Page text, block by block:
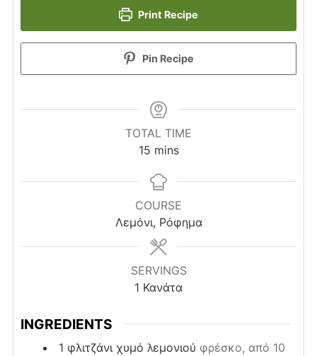
Print Recipe
Pin Recipe
TOTAL TIME
15minutes
mins
COURSE
Λεμόνι, Ρόφημα
SERVINGS
1 Κανάτα
INGREDIENTS
1 φλιτζάνι χυμό λεμονιού φρέσκο, από 10